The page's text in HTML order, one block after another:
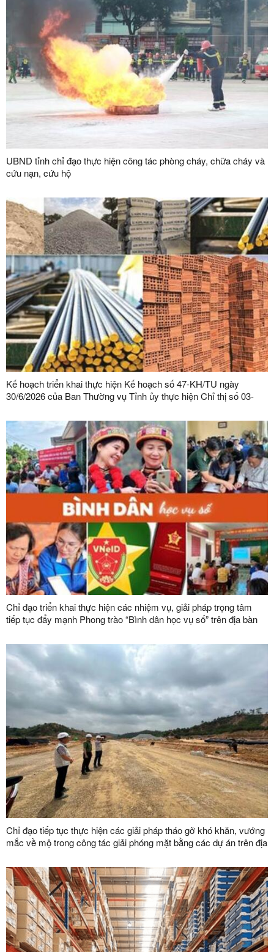
UBND tỉnh chỉ đạo thực hiện công tác phòng cháy, chữa cháy và
cứu nạn, cứu hộ
Kế hoạch triển khai thực hiện Kế hoạch số 47-KH/TU ngày
30/6/2026 của Ban Thường vụ Tỉnh ủy thực hiện Chỉ thị số 03-
đạo của Đảng đối với công tác quản lý, phát triển vật liệu xây
dựng trong giai đoạn mới
Chỉ đạo triển khai thực hiện các nhiệm vụ, giải pháp trọng tâm
tiếp tục đẩy mạnh Phong trào “Bình dân học vụ số” trên địa bàn
Chỉ đạo tiếp tục thực hiện các giải pháp tháo gỡ khó khăn, vướng
mắc về mộ trong công tác giải phóng mặt bằng các dự án trên địa